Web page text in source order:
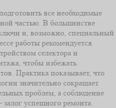
все необходимые
частью. В большинстве
ключи и, возможно, специальный
работы рекомендуется
селектора и
чтобы избежать
Практика показывает, что
значительно сокращает
проблем, а соблюдение
залог успешного ремонта.